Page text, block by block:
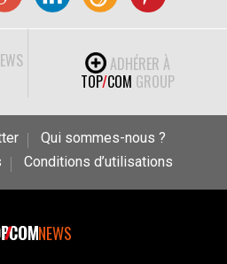
ADHÉRER À
TOP/COM GROUP
Qui sommes-nous ?
Conditions d’utilisations
NEWS